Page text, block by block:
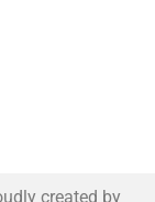
created by